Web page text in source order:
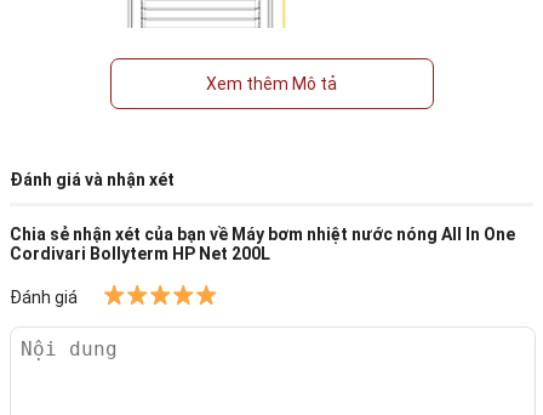
Xem thêm Mô tả
Đánh giá và nhận xét
Chia sẻ nhận xét của bạn về Máy bơm nhiệt nước nóng All In One
Cordivari Bollyterm HP Net 200L
Đánh giá